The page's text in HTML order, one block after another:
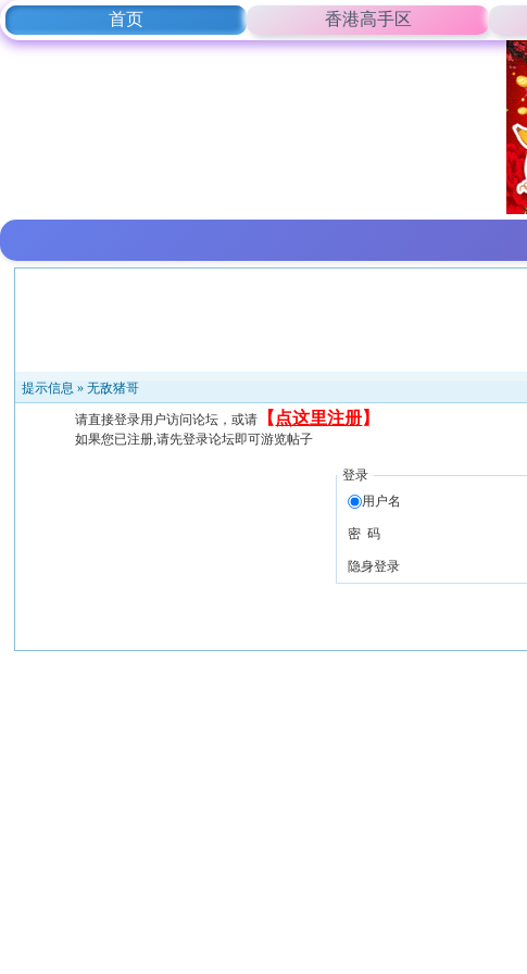
首页 香港高手区
提示信息 »无敌猪哥
请直接登录用户访问论坛，或请 【 点这里注册】
如果您已注册,请先登录论坛即可游览帖子
登录
用户名
密 码
隐身登录